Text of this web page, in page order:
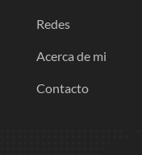
Redes
Acerca de mi
Contacto